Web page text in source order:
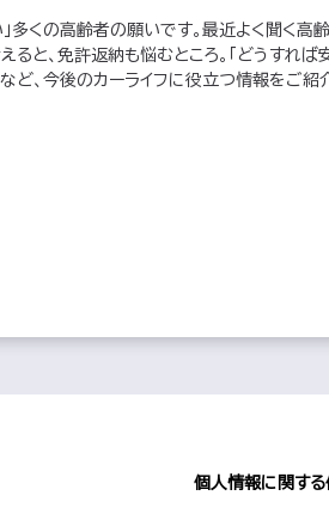
多くの高齢者の願いです。最近よく聞く高
ると、免許返納も悩むところ。「どうすれば
ど、今後のカーライフに役立つ情報をご紹
個人情報に関す